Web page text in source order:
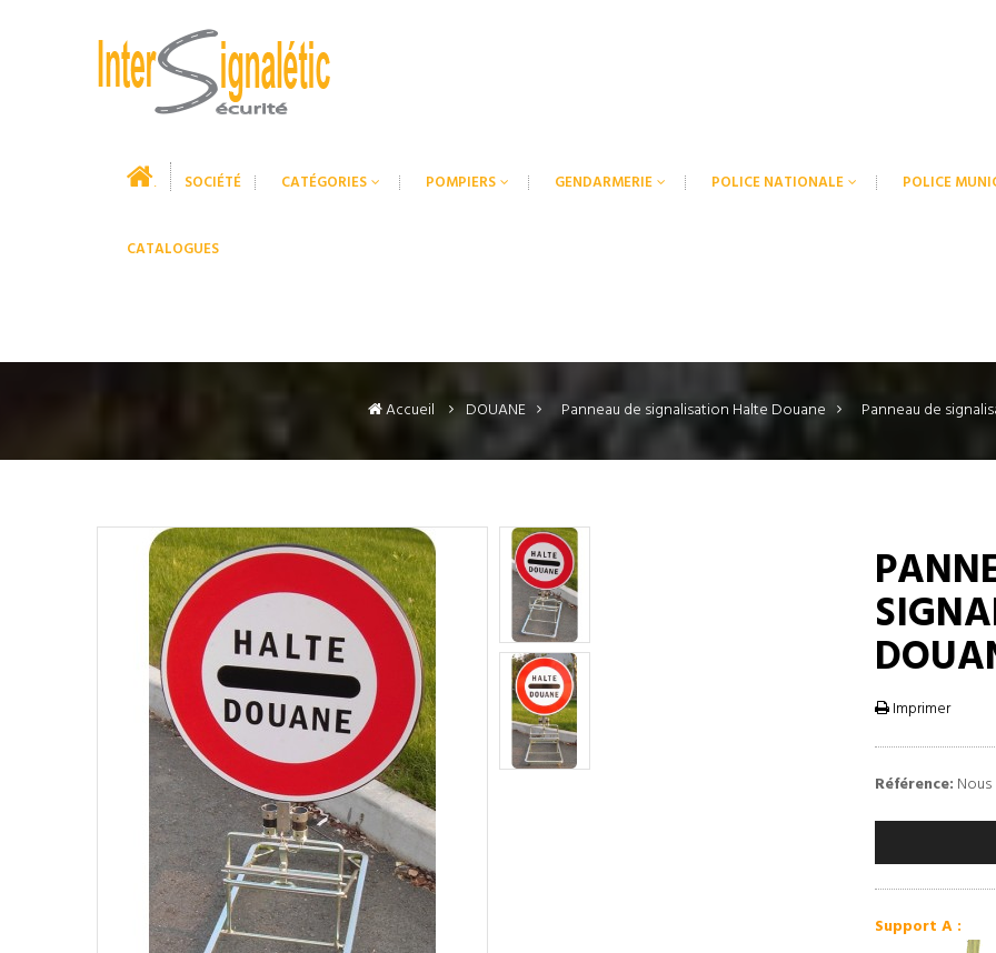
SOCIÉTÉ CATÉGORIES POMPIERS GENDARMERIE POLICE NATIONALE POLICE
CATALOGUES
Accueil DOUANE > Panneau de signalisation Halte Douane > Panneau de
Imprimer
Référence:
Support A :